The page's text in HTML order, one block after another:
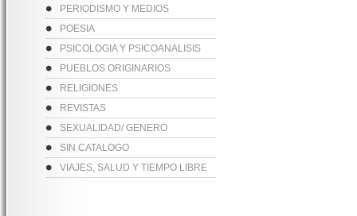
PERIODISMO Y MEDIOS
POESIA
PSICOLOGIA Y PSICOANALISIS
PUEBLOS ORIGINARIOS
RELIGIONES
REVISTAS
SEXUALIDAD/ GENERO
SIN CATALOGO
VIAJES, SALUD Y TIEMPO LIBRE